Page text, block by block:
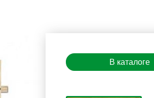
В каталоге